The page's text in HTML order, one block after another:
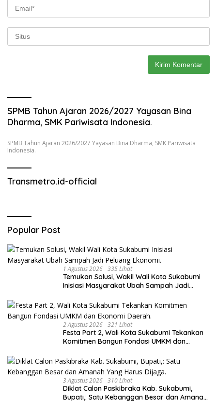
SPMB Tahun Ajaran 2026/2027 Yayasan Bina
Dharma, SMK Pariwisata Indonesia.
SPMB Tahun Ajaran 2026/2027 Yayasan Bina Dharma, SMK Pariwisata
Indonesia.
Transmetro.id-official
Popular Post
1 Agustus 2026 335 Lihat
Temukan Solusi, Wakil Wali Kota Sukabumi
Inisiasi Masyarakat Ubah Sampah Jadi
2 Agustus 2026 321 Lihat
Festa Part 2, Wali Kota Sukabumi Tekankan
Komitmen Bangun Fondasi UMKM dan
3 Agustus 2026 310 Lihat
Diklat Calon Paskibraka Kab. Sukabumi,
Bupati,: Satu Kebanggan Besar dan Amanah